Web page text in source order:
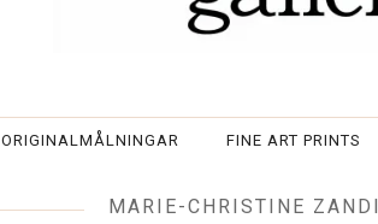
ORIGINALMÅLNINGAR FINE ART PRINTS
MARIE-CHRISTINE